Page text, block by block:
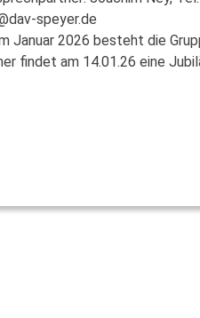
speyer.de
Januar 2026 besteht die
findet am 14.01.26 eine